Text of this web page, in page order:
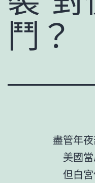
鬥？
盡管年
美國
但白